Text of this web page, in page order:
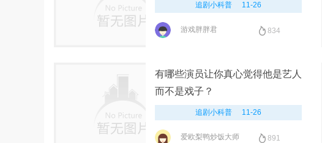
追剧小科普 11-26
游戏胖胖君 834
有哪些演员让你真心觉得他是艺人
而不是戏子？
追剧小科普 11-26
爱欧梨鸭炒饭大师 891